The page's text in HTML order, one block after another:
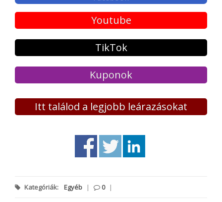
Youtube
TikTok
Kuponok
Itt találod a legjobb leárazásokat
Kategóriák: Egyéb | 0 |